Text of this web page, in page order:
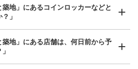
コインロッカー
市場駅駅から徒歩5分
〜16:00
る「築地日本漁港市場」の北西側入
築地」にあるコインロッカーなどと
」
築地」にある店舗は、何日前から予